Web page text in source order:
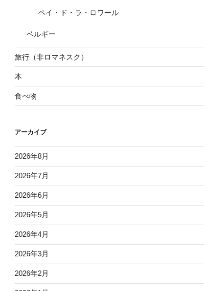
ペイ・ド・ラ・ロワール
ベルギー
旅行（非ロマネスク）
本
食べ物
アーカイブ
2026年8月
2026年7月
2026年6月
2026年5月
2026年4月
2026年3月
2026年2月